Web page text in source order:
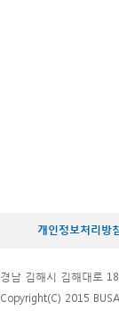
개인정보처리방
경남 김해시 김해대로
Copyright(C) 2015